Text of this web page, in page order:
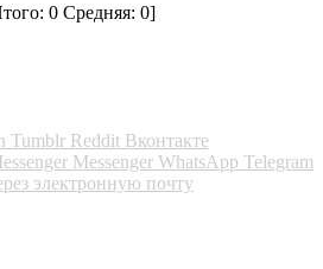
0Средняя: 0]
Tumblr Reddit Вконтакте
Messenger WhatsApp Telegram
электронную почту